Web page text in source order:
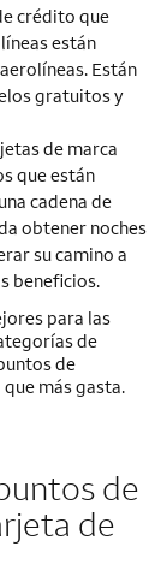
crédito que
están
Están
gratuitos y
de marca
que están
cadena de
obtener noches
su camino a
beneficios.
para las
de
de
más gasta.
de
de